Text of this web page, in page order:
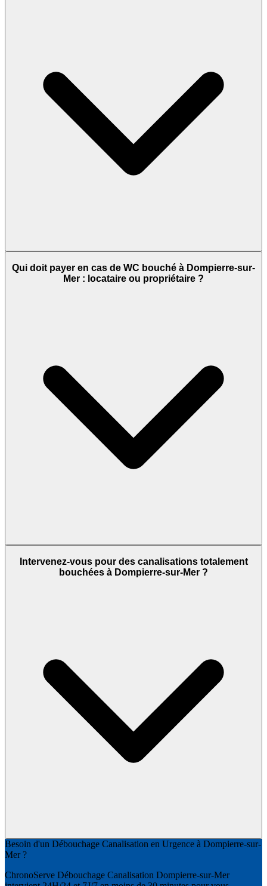
Qui doit payer en cas de WC bouché à Dompierre-sur-
Mer : locataire ou propriétaire ?
Intervenez-vous pour des canalisations totalement
bouchées à Dompierre-sur-Mer ?
Besoin d'un Débouchage Canalisation en Urgence à Dompierre-sur-
Mer ?
ChronoServe Débouchage Canalisation Dompierre-sur-Mer